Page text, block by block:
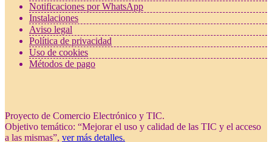
Notificaciones por WhatsApp
Instalaciones
Aviso legal
Política de privacidad
Uso de cookies
Métodos de pago
Proyecto de Comercio Electrónico y TIC.
Objetivo temático: “Mejorar el uso y calidad de las TIC y el acceso
a las mismas”, ver más detalles.